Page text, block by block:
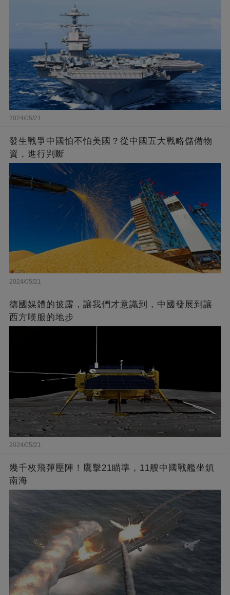
2024/05/21
發生戰爭中國怕不怕美國？從中國五大戰略儲備物
資，進行判斷
2024/05/21
德國媒體的披露，讓我們才意識到，中國發展到讓
西方嘆服的地步
2024/05/21
幾千枚飛彈壓陣！鷹擊21瞄準，11艘中國戰艦坐鎮
南海